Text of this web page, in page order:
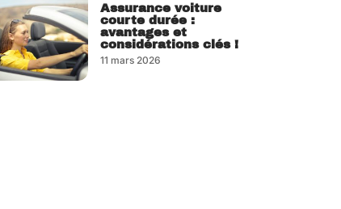
Assurance voiture
courte durée :
avantages et
considérations clés !
11 mars 2026